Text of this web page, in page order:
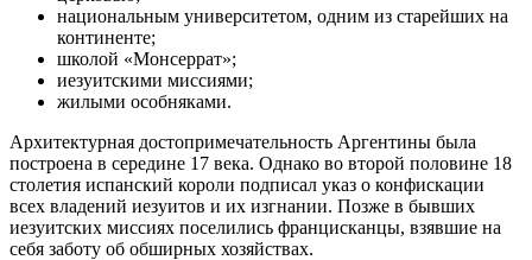
национальным университетом, одним из старейших на
континенте;
школой «Монсеррат»;
иезуитскими миссиями;
жилыми особняками.
Архитектурная достопримечательность Аргентины была
построена в середине 17 века. Однако во второй половине 18
столетия испанский короли подписал указ о конфискации
всех владений иезуитов и их изгнании. Позже в бывших
иезуитских миссиях поселились францисканцы, взявшие на
себя заботу об обширных хозяйствах.